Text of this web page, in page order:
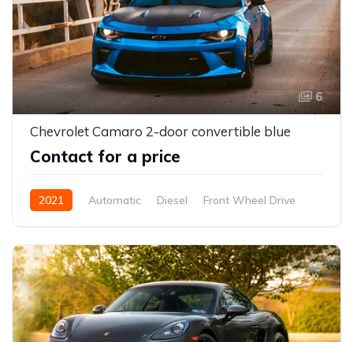
6
Chevrolet Camaro 2-door convertible blue
Contact for a price
2021 Automatic Diesel Front Wheel Drive